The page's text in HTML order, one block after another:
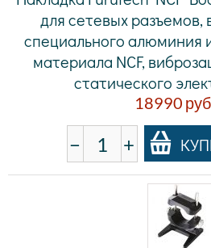
для сетевых разъемов,
специального алюминия
материала NCF,
статического
18990 руб.
− +